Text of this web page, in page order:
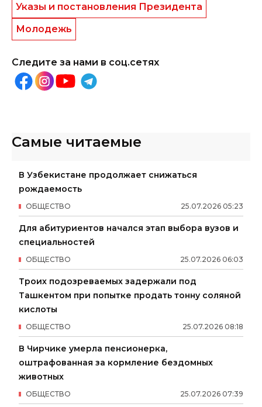
Указы и постановления Президента
Молодежь
Следите за нами в соц.сетях
Самые читаемые
В Узбекистане продолжает снижаться
рождаемость
25.07.2026 05:23
ОБЩЕСТВО
Для абитуриентов начался этап выбора вузов и
специальностей
25.07.2026 06:03
ОБЩЕСТВО
Троих подозреваемых задержали под
Ташкентом при попытке продать тонну соляной
кислоты
25.07.2026 08:18
ОБЩЕСТВО
В Чирчике умерла пенсионерка,
оштрафованная за кормление бездомных
животных
25.07.2026 07:39
ОБЩЕСТВО